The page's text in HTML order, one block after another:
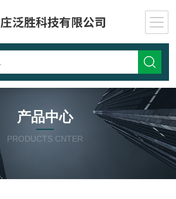
产品中心
PRODUCTS CNTER